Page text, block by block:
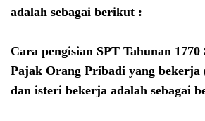
adalah sebagai berikut :
Cara pengisian SPT Tahunan
Pajak Orang Pribadi yang bekerja
dan isteri bekerja adalah sebagai